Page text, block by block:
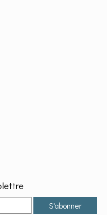
S'abonner